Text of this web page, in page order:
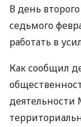
В день
седьмого
работать в
Как сообщил
деятельности